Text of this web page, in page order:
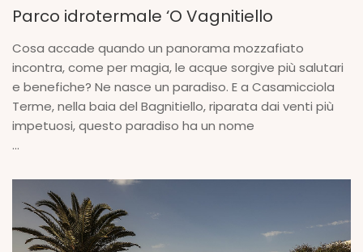
Parco idrotermale ‘O Vagnitiello
Cosa accade quando un panorama mozzafiato
incontra, come per magia, le acque sorgive più salutari
e benefiche? Ne nasce un paradiso. E a Casamicciola
Terme, nella baia del Bagnitiello, riparata dai venti più
impetuosi, questo paradiso ha un nome
...